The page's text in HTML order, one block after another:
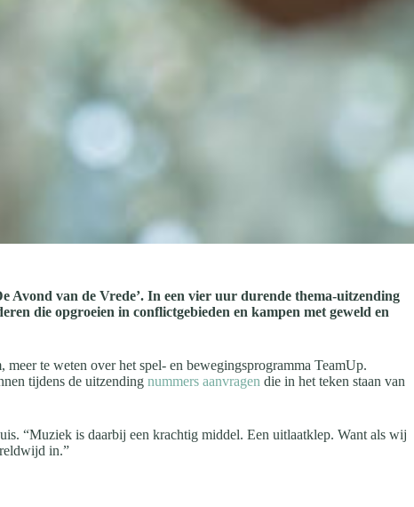
Avond van de Vrede’. In een vier uur durende thema-uitzending
die opgroeien in conflictgebieden en kampen met geweld en
te weten over het spel- en bewegingsprogramma TeamUp.
tijdens de uitzending nummers aanvragen die in het teken staan van
“Muziek is daarbij een krachtig middel. Een uitlaatklep. Want als wij
in.”